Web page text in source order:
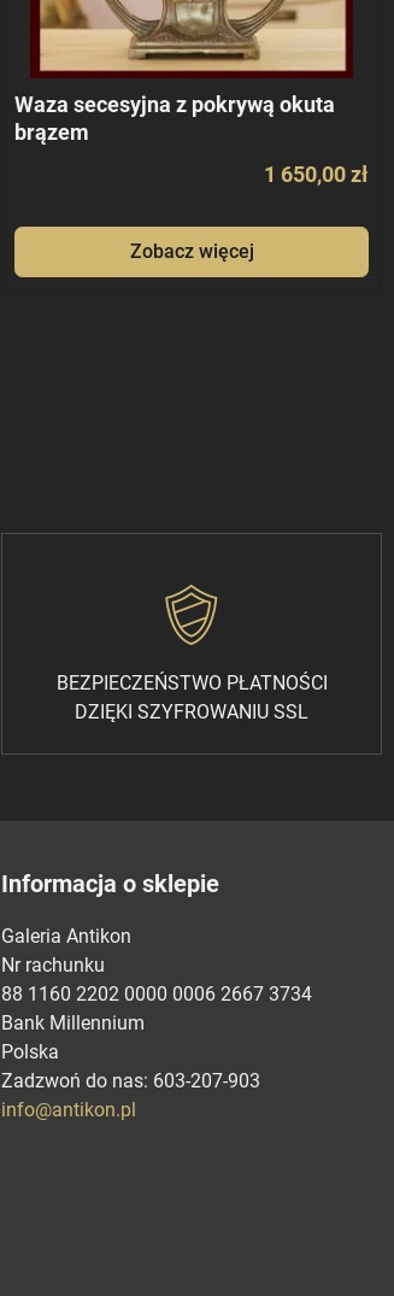
Waza secesyjna z pokrywą okuta
brązem
1 650,00 zł
Zobacz więcej
BEZPIECZEŃSTWO PŁATNOŚCI
DZIĘKI SZYFROWANIU SSL
Informacja o sklepie
Galeria Antikon
Nr rachunku
88 1160 2202 0000 0006 2667 3734
Bank Millennium
Polska
Zadzwoń do nas: 603-207-903
info@antikon.pl